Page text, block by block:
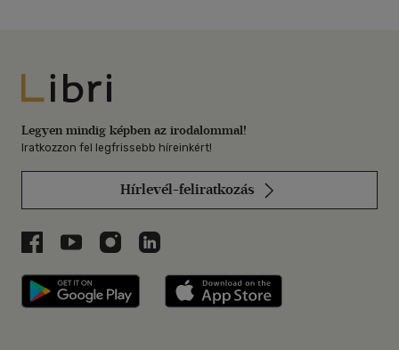
Libri
Legyen mindig képben az irodalommal!
Iratkozzon fel legfrissebb híreinkért!
Hírlevél-feliratkozás
Libri a Facebookon
Libri a Youtube-on
Libri az Instagramon
Libri a LinkedInen
Libri applikáció Szerezd meg: Google